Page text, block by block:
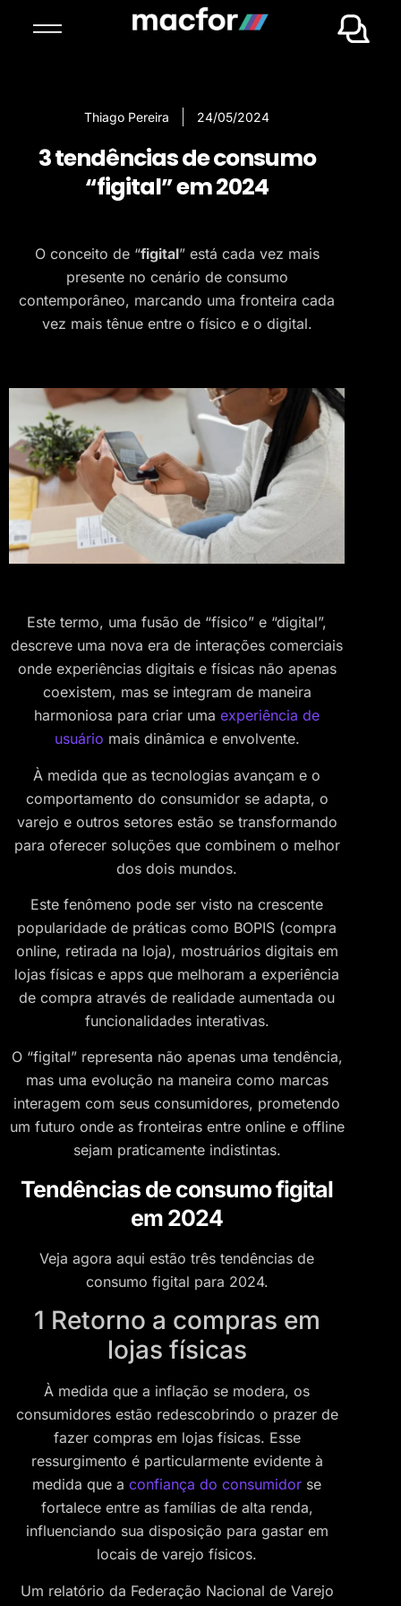
Thiago Pereira 24/05/2024
3 tendências de consumo
“figital” em 2024
O conceito de “figital” está cada vez mais
presente no cenário de consumo
contemporâneo, marcando uma fronteira cada
vez mais tênue entre o físico e o digital.
Este termo, uma fusão de “físico” e “digital”,
descreve uma nova era de interações comerciais
onde experiências digitais e físicas não apenas
coexistem, mas se integram de maneira
harmoniosa para criar uma experiência de
usuário mais dinâmica e envolvente.
À medida que as tecnologias avançam e o
comportamento do consumidor se adapta, o
varejo e outros setores estão se transformando
para oferecer soluções que combinem o melhor
dos dois mundos.
Este fenômeno pode ser visto na crescente
popularidade de práticas como BOPIS (compra
online, retirada na loja), mostruários digitais em
lojas físicas e apps que melhoram a experiência
de compra através de realidade aumentada ou
funcionalidades interativas.
O “figital” representa não apenas uma tendência,
mas uma evolução na maneira como marcas
interagem com seus consumidores, prometendo
um futuro onde as fronteiras entre online e offline
sejam praticamente indistintas.
Tendências de consumo figital
em 2024
Veja agora aqui estão três tendências de
consumo figital para 2024.
1 Retorno a compras em
lojas físicas
À medida que a inflação se modera, os
consumidores estão redescobrindo o prazer de
fazer compras em lojas físicas. Esse
ressurgimento é particularmente evidente à
medida que a confiança do consumidor se
fortalece entre as famílias de alta renda,
influenciando sua disposição para gastar em
locais de varejo físicos.
Um relatório da Federação Nacional de Varejo